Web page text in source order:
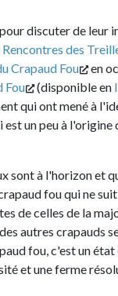
de leur immanent
des Treilles
, et
Fou
en octobre
enlibrairie
mené à l'idée des
à l'origine de tout ce
et que notre
qui ne suit pas la
de la majorité de
crapauds se décide
un état d'esprit,
ferme résolution à ne